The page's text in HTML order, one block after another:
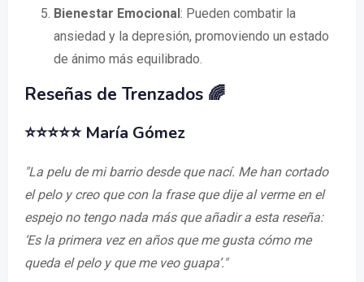
Bienestar Emocional: Pueden combatir la
ansiedad y la depresión, promoviendo un estado
de ánimo más equilibrado.
Reseñas de Trenzados 🌈
⭐⭐⭐⭐⭐ María Gómez
"La pelu de mi barrio desde que nací. Me han cortado
el pelo y creo que con la frase que dije al verme en el
espejo no tengo nada más que añadir a esta reseña:
‘Es la primera vez en años que me gusta cómo me
queda el pelo y que me veo guapa’."